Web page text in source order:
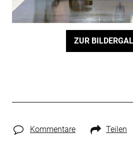
ZUR
Kommentare Teilen